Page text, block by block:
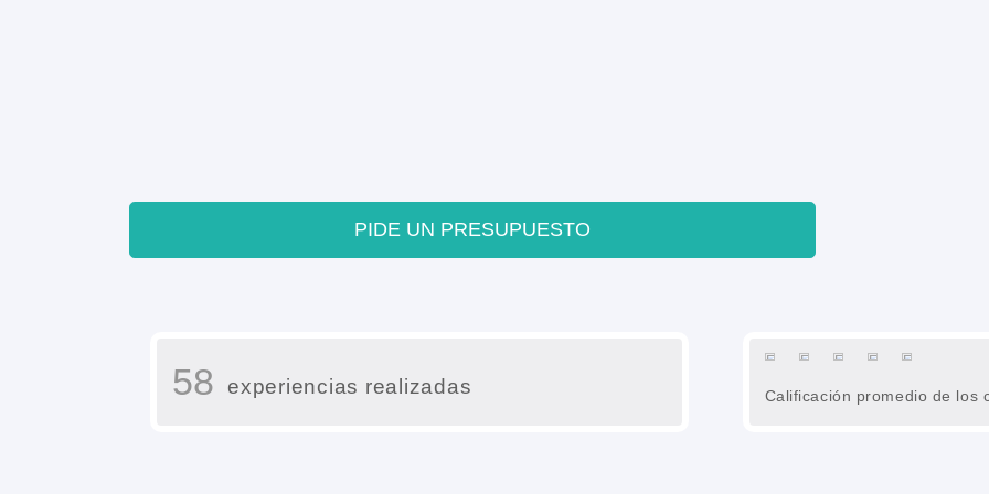
PIDE UN PRESUPUESTO
58 experiencias realizadas Calificación promedio de los